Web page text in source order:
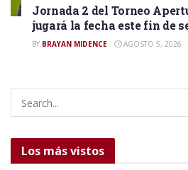
Jornada 2 del Torneo
jugará la fecha este fin de
BY BRAYAN MIDENCE AGOSTO 5, 2026
Los más vistos